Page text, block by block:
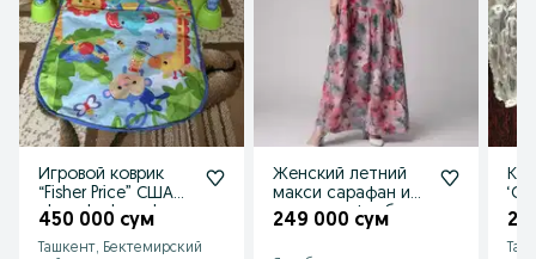
Bir yarim kishilik to‘plam
Choyshab 150 ga 210 sm
Ko‘rpa g‘ilofi 150 ga 200 sm
Yostiq jildi 2 dona 50 ga 70 sm
Mahsulot yangi qadoqda
Rang fotosuratdagidan biroz farq qilishi mumkin
Murojaat uchun 887112283,887442287
Игровой коврик
“Fisher Price” США
chaqaloqlar uchun
o'yin gilamchasi
450 000 сум
Ташкент, Бектемирский
Женский летний
макси сарафан из
штапеля+футболк
249 000 сум 20